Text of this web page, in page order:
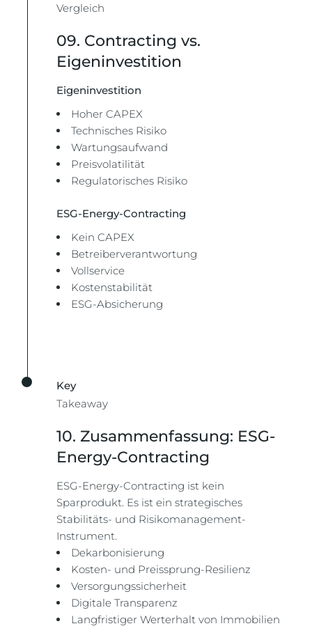
Vergleich
09. Contracting vs.
Eigeninvestition
Eigeninvestition
Hoher CAPEX
Technisches Risiko
Wartungsaufwand
Preisvolatilität
Regulatorisches Risiko
ESG-Energy-Contracting
Kein CAPEX
Betreiberverantwortung
Vollservice
Kostenstabilität
ESG-Absicherung
Key
Takeaway
10. Zusammenfassung: ESG-
Energy-Contracting
ESG-Energy-Contracting ist kein
Sparprodukt. Es ist ein strategisches
Stabilitäts- und Risikomanagement-
Instrument.
Dekarbonisierung
Kosten- und Preissprung-Resilienz
Versorgungssicherheit
Digitale Transparenz
Langfristiger Werterhalt von Immobilien